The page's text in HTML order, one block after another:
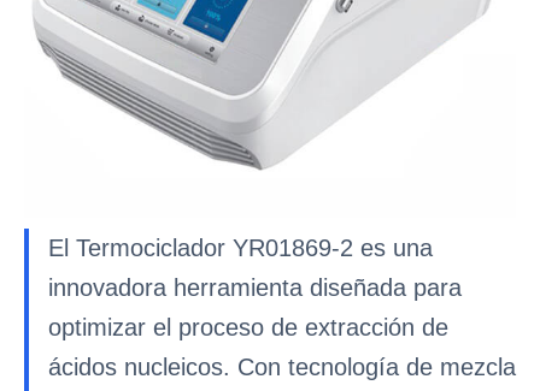
El Termociclador YR01869-2 es una
innovadora herramienta diseñada para
optimizar el proceso de extracción de
ácidos nucleicos. Con tecnología de mezcla